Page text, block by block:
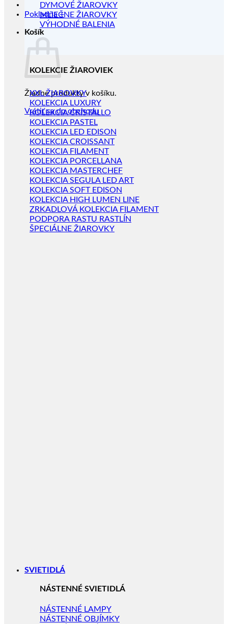
Pokladňa +
Košík
Žiadne produkty v košíku.
Vrátiť sa do obchodu
DYMOVÉ ŽIAROVKY
MLIEČNE ŽIAROVKY
VÝHODNÉ BALENIA
KOLEKCIE ŽIAROVIEK
XXL ŽIAROVKY
KOLEKCIA LUXURY
KOLEKCIA CRISTALLO
KOLEKCIA PASTEL
KOLEKCIA LED EDISON
KOLEKCIA CROISSANT
KOLEKCIA FILAMENT
KOLEKCIA PORCELLANA
KOLEKCIA MASTERCHEF
KOLEKCIA SEGULA LED ART
KOLEKCIA SOFT EDISON
KOLEKCIA HIGH LUMEN LINE
ZRKADLOVÁ KOLEKCIA FILAMENT
PODPORA RASTU RASTLÍN
ŠPECIÁLNE ŽIAROVKY
SVIETIDLÁ
NÁSTENNÉ SVIETIDLÁ
NÁSTENNÉ LAMPY
NÁSTENNÉ OBJÍMKY